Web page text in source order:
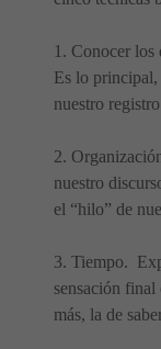
1. Conocer los
Es lo principal,
nuestro
2.
nuestro
el “hilo” de
3. Tiempo.
sensación
más, la de